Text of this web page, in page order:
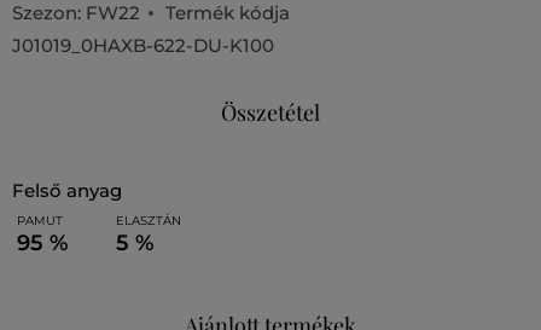
Szezon: FW22
Termék kódja
J01019_0HAXB-622-DU-K100
Összetétel
felső anyag
PAMUT
95 %
ELASZTÁN
5 %